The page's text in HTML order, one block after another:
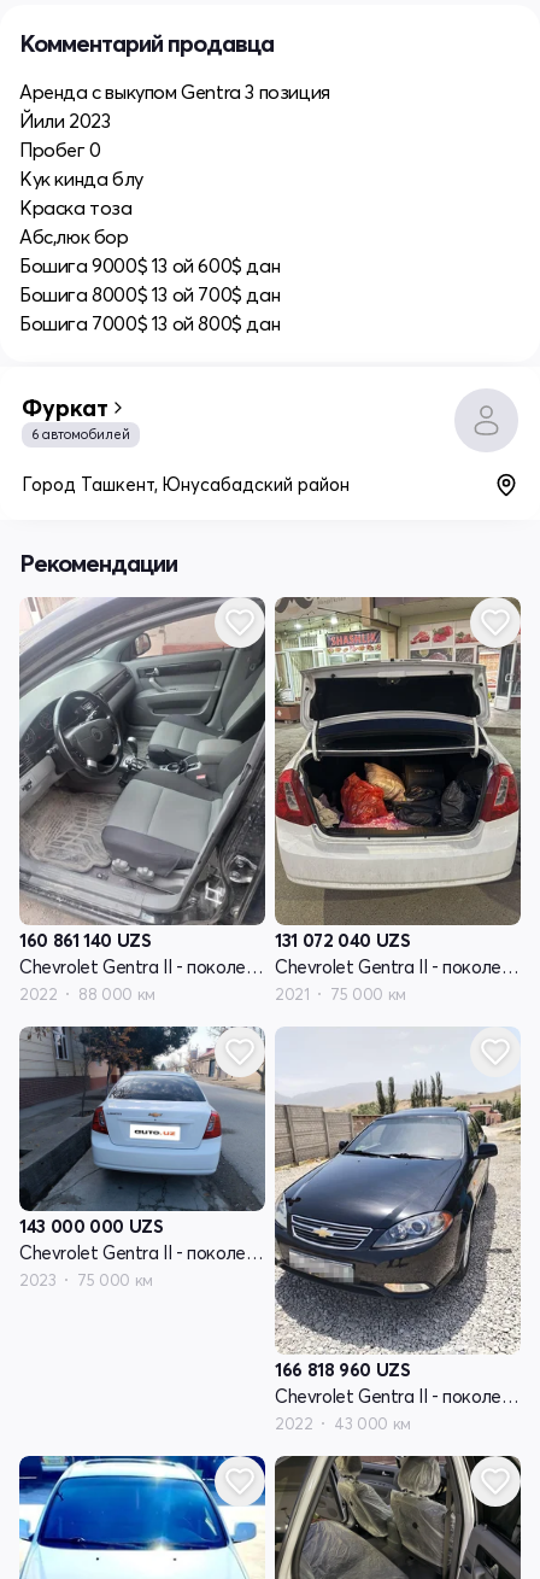
Комментарий продавца
Аренда с выкупом Gentra 3 позиция
Йили 2023
Пробег 0
Кук кинда блу
Краска тоза
Абс,люк бор
Бошига 9000$ 13 ой 600$ дан
Бошига 8000$ 13 ой 700$ дан
Бошига 7000$ 13 ой 800$ дан
Фуркат
6 автомобилей
Город Ташкент, Юнусабадский район
Рекомендации
160 861 140 UZS
Chevrolet Gentra II - поколение
2022 88 000 км
131 072 040 UZS
Chevrolet Gentra II - поколение
2021 75 000 км
143 000 000 UZS
Chevrolet Gentra II - поколение
2023 75 000 км
166 818 960 UZS
Chevrolet Gentra II - поколение
2022 43 000 км